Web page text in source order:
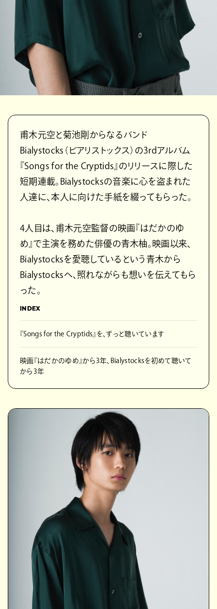
甫木元空と菊池剛からなるバンド
Bialystocks（ビアリストックス）の3rdアルバム
『Songs for the Cryptids』のリリースに際した
短期連載。Bialystocksの音楽に心を盗まれた
人達に、本人に向けた手紙を綴ってもらった。
4人目は、甫木元空監督の映画『はだかのゆ
め』で主演を務めた俳優の青木柚。映画以来、
Bialystocksを愛聴しているという青木から
Bialystocksへ、照れながらも想いを伝えてもら
った。
INDEX
『Songs for the Cryptids』を、ずっと聴いています
映画『はだかのゆめ』から3年、Bialystocksを初めて聴いて
から3年